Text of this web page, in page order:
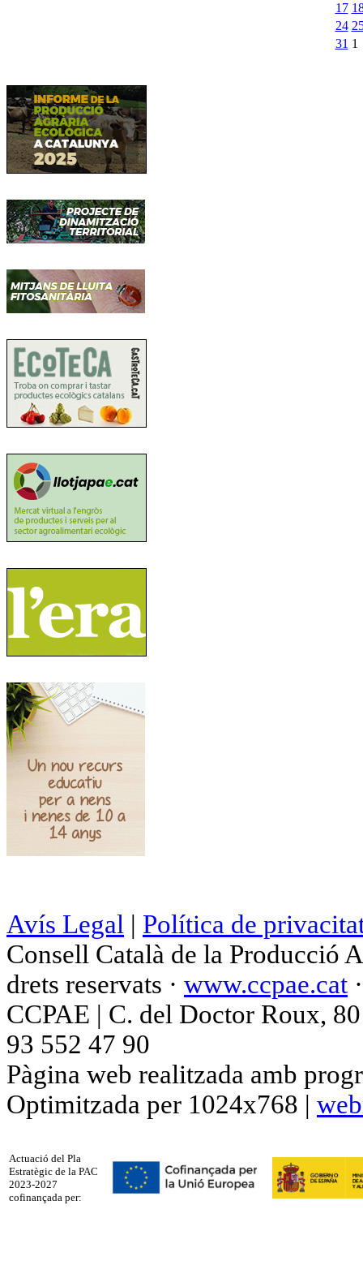
17
24
31 1
Avís Legal | Política de
Consell Català de la Producció
drets reservats · www.ccpae.cat
CCPAE | C. del Doctor Roux,
93 552 47 90
Pàgina web realitzada amb
Optimitzada per 1024x768 |
Actuació del Pla
Estratègic de la PAC
2023-2027
cofinançada per: